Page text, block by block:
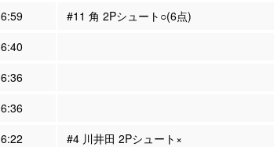
6:59 #11 角 2Pシュート○(6点)
6:40
6:36
6:36
6:22
#4 川井田 2Pシュート×